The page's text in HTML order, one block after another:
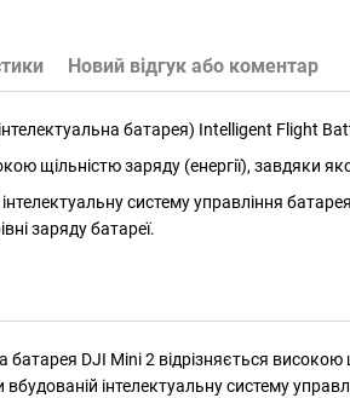
Новий відгук або коментар
батарея) Intelligent Flight
щільністю заряду (енергії),
систему управління
заряду батареї.
батарея DJI Mini 2 відрізняється
інтелектуальну систему